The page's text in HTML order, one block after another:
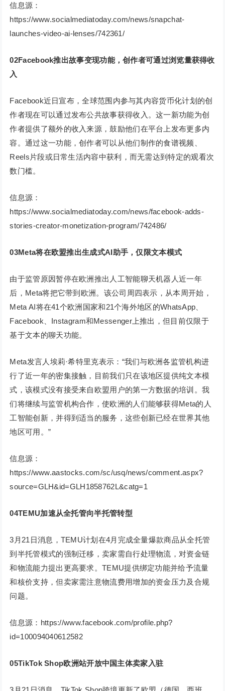
信息源：
https://www.socialmediatoday.com/news/snapchat-
launches-video-ai-lenses/742361/
02Facebook推出故事变现功能，创作者可通过浏览量获得收
入
Facebook近日宣布，全球范围内参与其内容货币化计划的创
作者现在可以通过发布公共故事获得收入。这一新功能为创
作者提供了额外的收入来源，鼓励他们在平台上发布更多内
容。通过这一功能，创作者可以从他们制作的食谱视频、
Reels片段或日常生活内容中获利，而无需达到特定的观看次
数门槛。
信息源：
https://www.socialmediatoday.com/news/facebook-adds-
stories-creator-monetization-program/742486/
03Meta将在欧盟推出生成式AI助手，仅限文本模式
由于监管原因暂停在欧洲推出人工智能聊天机器人近一年
后，Meta将把它带到欧洲。该公司周四表示，从本周开始，
Meta AI将在41个欧洲国家和21个海外地区的WhatsApp、
Facebook、Instagram和Messenger上推出，但目前仅限于
基于文本的聊天功能。
Meta发言人埃莉·希特里克表示：“我们与欧洲各监管机构进
行了近一年的密集接触，目前我们只在该地区提供纯文本模
式，该模式没有接受来自欧盟用户的第一方数据的培训。我
们将继续与监管机构合作，使欧洲的人们能够获得Meta的人
工智能创新，并得到适当的服务，这些创新已经在世界其他
地区可用。”
信息源：
https://www.aastocks.com/sc/usq/news/comment.aspx?
source=GLH&id=GLH1858762L&catg=1
04TEMU加速从全托管向半托管转型
3月21日消息，TEMU计划在4月完成全量爆款商品从全托管
到半托管模式的强制迁移，卖家需自行处理物流，对资金链
和物流能力提出更高要求。TEMU提供绑定功能并给予流量
和核价支持，但卖家需注意物流费用增加的资金压力及合规
问题。
信息源：https://www.facebook.com/profile.php?
id=100094040612582
05TikTok Shop欧洲站开放中国主体卖家入驻